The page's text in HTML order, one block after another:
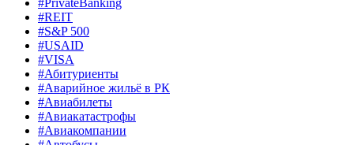
#PrivateBanking
#REIT
#S&P 500
#USAID
#VISA
#Абитуриенты
#Аварийное жильё в РК
#Авиабилеты
#Авиакатастрофы
#Авиакомпании